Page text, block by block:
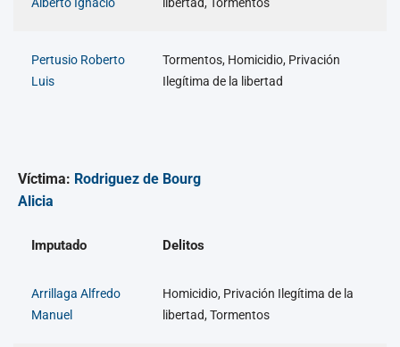
Pertusio Roberto
Luis
Tormentos, Homicidio, Privación
Ilegítima de la libertad
Víctima: Rodriguez de Bourg
Alicia
Imputado Delitos
Arrillaga Alfredo
Manuel
Homicidio, Privación Ilegítima de la
libertad, Tormentos